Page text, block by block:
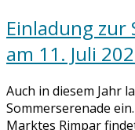
Einladung zur
am 11. Juli
Auch in diesem Jahr
Sommerserenade
Marktes Rimpar